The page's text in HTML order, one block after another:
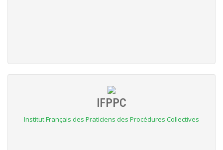
IFPPC
Institut Français des Praticiens des Procédures Collectives